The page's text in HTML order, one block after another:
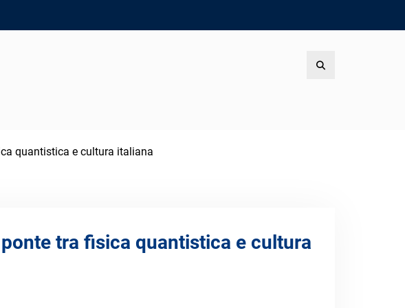
quantistica e cultura italiana
tra fisica quantistica e cultura